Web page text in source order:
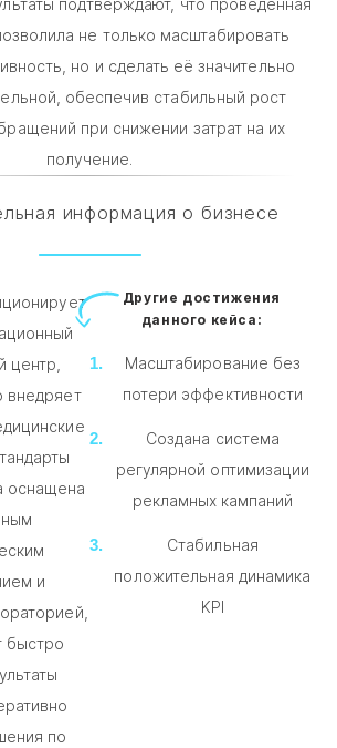
подтверждают, что проведённая
не только масштабировать
но и сделать её значительно
обеспечив стабильный рост
при снижении затрат на их
получение.
информация о бизнесе
центр,
внедряет
оснащена
и
быстро
по
Другие достижения
данного кейса:
Масштабирование без
потери эффективности
Создана система
регулярной оптимизации
рекламных кампаний
Стабильная
положительная динамика
KPI